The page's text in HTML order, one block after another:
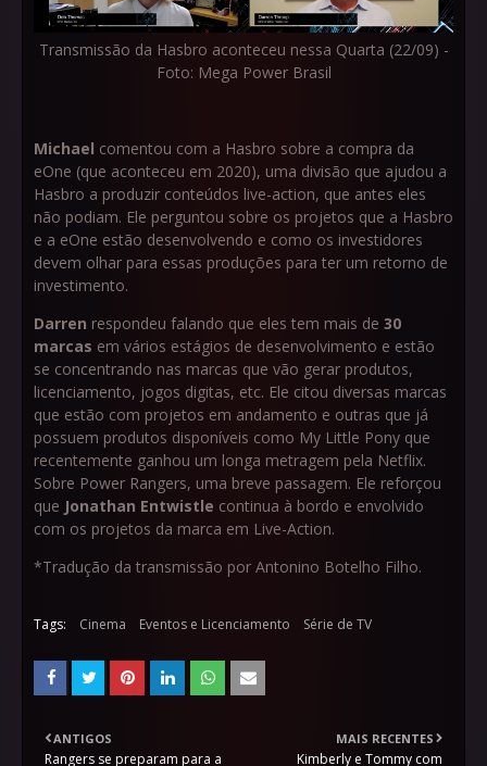
Transmissão da Hasbro aconteceu nessa Quarta (22/09) -
Foto: Mega Power Brasil
Michael comentou com a Hasbro sobre a compra da
eOne (que aconteceu em 2020), uma divisão que ajudou a
Hasbro a produzir conteúdos live-action, que antes eles
não podiam. Ele perguntou sobre os projetos que a Hasbro
e a eOne estão desenvolvendo e como os investidores
devem olhar para essas produções para ter um retorno de
investimento.
Darren respondeu falando que eles tem mais de 30
marcas em vários estágios de desenvolvimento e estão
se concentrando nas marcas que vão gerar produtos,
licenciamento, jogos digitas, etc. Ele citou diversas marcas
que estão com projetos em andamento e outras que já
possuem produtos disponíveis como My Little Pony que
recentemente ganhou um longa metragem pela Netflix.
Sobre Power Rangers, uma breve passagem. Ele reforçou
que Jonathan Entwistle continua à bordo e envolvido
com os projetos da marca em Live-Action.
*Tradução da transmissão por Antonino Botelho Filho.
Tags: Cinema Eventos e Licenciamento Série de TV
MAIS RECENTES
Kimberly e Tommy com
ANTIGOS
Rangers se preparam para a